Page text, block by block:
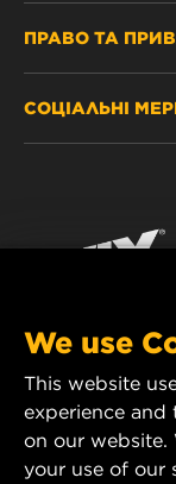
ПРАВО ТА
РЕКВІЗИТИ
СОЦІАЛЬНІ
ul. Wrocławska
63-800
Tel. +48 65
We use
This website
experience and
on our website.
your use of our